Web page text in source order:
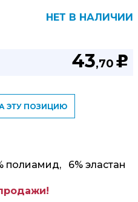
НЕТ В НАЛИЧИИ
43,70 u
ЭТУ ПОЗИЦИЮ
полиамид, 6% эластан